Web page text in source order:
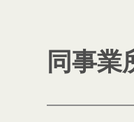
同事業